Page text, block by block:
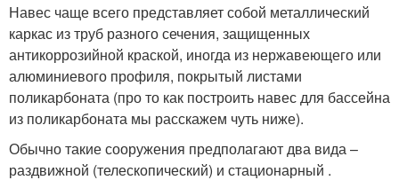
Навес чаще всего представляет собой металлический
каркас из труб разного сечения, защищенных
антикоррозийной краской, иногда из нержавеющего или
алюминиевого профиля, покрытый листами
поликарбоната (про то как построить навес для бассейна
из поликарбоната мы расскажем чуть ниже).
Обычно такие сооружения предполагают два вида –
раздвижной (телескопический) и стационарный .